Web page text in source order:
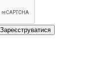
Зареєструватися